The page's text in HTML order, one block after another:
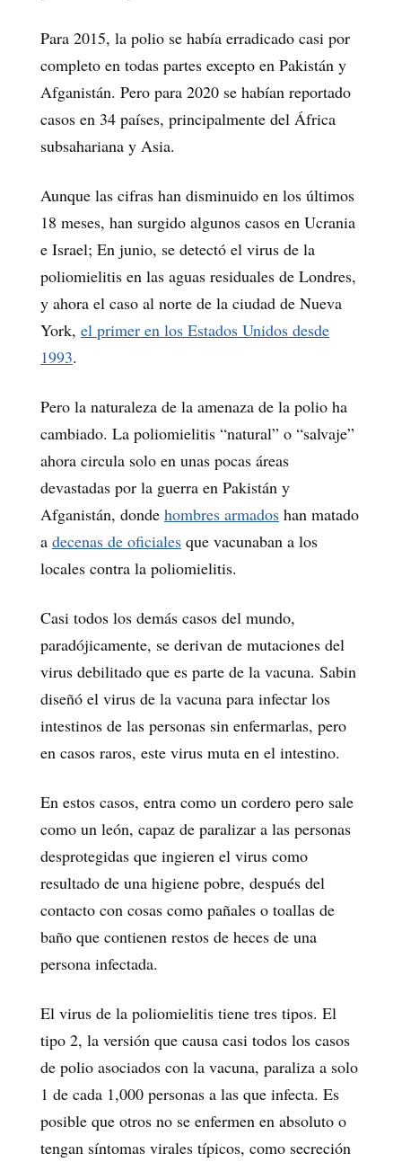
Para 2015, la polio se había erradicado casi por
completo en todas partes excepto en Pakistán y
Afganistán. Pero para 2020 se habían reportado
casos en 34 países, principalmente del África
subsahariana y Asia.
Aunque las cifras han disminuido en los últimos
18 meses, han surgido algunos casos en Ucrania
e Israel; En junio, se detectó el virus de la
poliomielitis en las aguas residuales de Londres,
y ahora el caso al norte de la ciudad de Nueva
York, el primer en los Estados Unidos desde
1993.
Pero la naturaleza de la amenaza de la polio ha
cambiado. La poliomielitis “natural” o “salvaje”
ahora circula solo en unas pocas áreas
devastadas por la guerra en Pakistán y
Afganistán, donde hombres armados han matado
a decenas de oficiales que vacunaban a los
locales contra la poliomielitis.
Casi todos los demás casos del mundo,
paradójicamente, se derivan de mutaciones del
virus debilitado que es parte de la vacuna. Sabin
diseñó el virus de la vacuna para infectar los
intestinos de las personas sin enfermarlas, pero
en casos raros, este virus muta en el intestino.
En estos casos, entra como un cordero pero sale
como un león, capaz de paralizar a las personas
desprotegidas que ingieren el virus como
resultado de una higiene pobre, después del
contacto con cosas como pañales o toallas de
baño que contienen restos de heces de una
persona infectada.
El virus de la poliomielitis tiene tres tipos. El
tipo 2, la versión que causa casi todos los casos
de polio asociados con la vacuna, paraliza a solo
1 de cada 1,000 personas a las que infecta. Es
posible que otros no se enfermen en absoluto o
tengan síntomas virales típicos, como secreción